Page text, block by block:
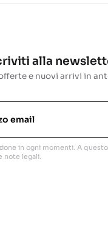
alla
e nuovi arrivi in
in ogni momenti. A
note legali.